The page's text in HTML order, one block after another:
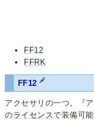
FF12
FFRK
FF12
アクセサリの一つ。『
のライセンスで装備可能